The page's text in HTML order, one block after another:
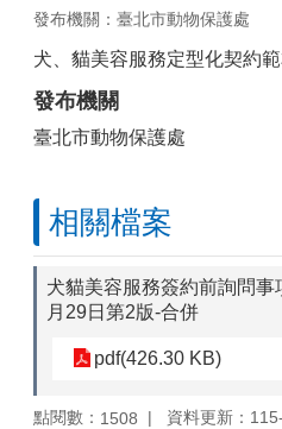
發布機關：臺北市動物保護處
犬、貓美容服務定型化契約
發布機關
臺北市動物保護處
相關檔案
犬貓美容服務簽約前詢問
月29日第2版-合併
pdf(426.30 KB)
點閱數： 1508
資料更新：